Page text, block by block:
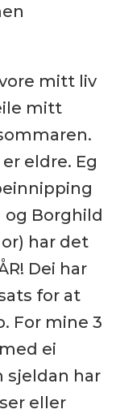
mitt liv
mitt
eldre. Eg
og Borghild
har det
Dei har
for at
For mine 3
ei
sjeldan har
eller